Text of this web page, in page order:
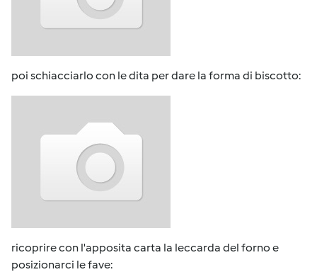
poi schiacciarlo con le dita per dare la forma di biscotto:
ricoprire con l'apposita carta la leccarda del forno e
posizionarci le fave: